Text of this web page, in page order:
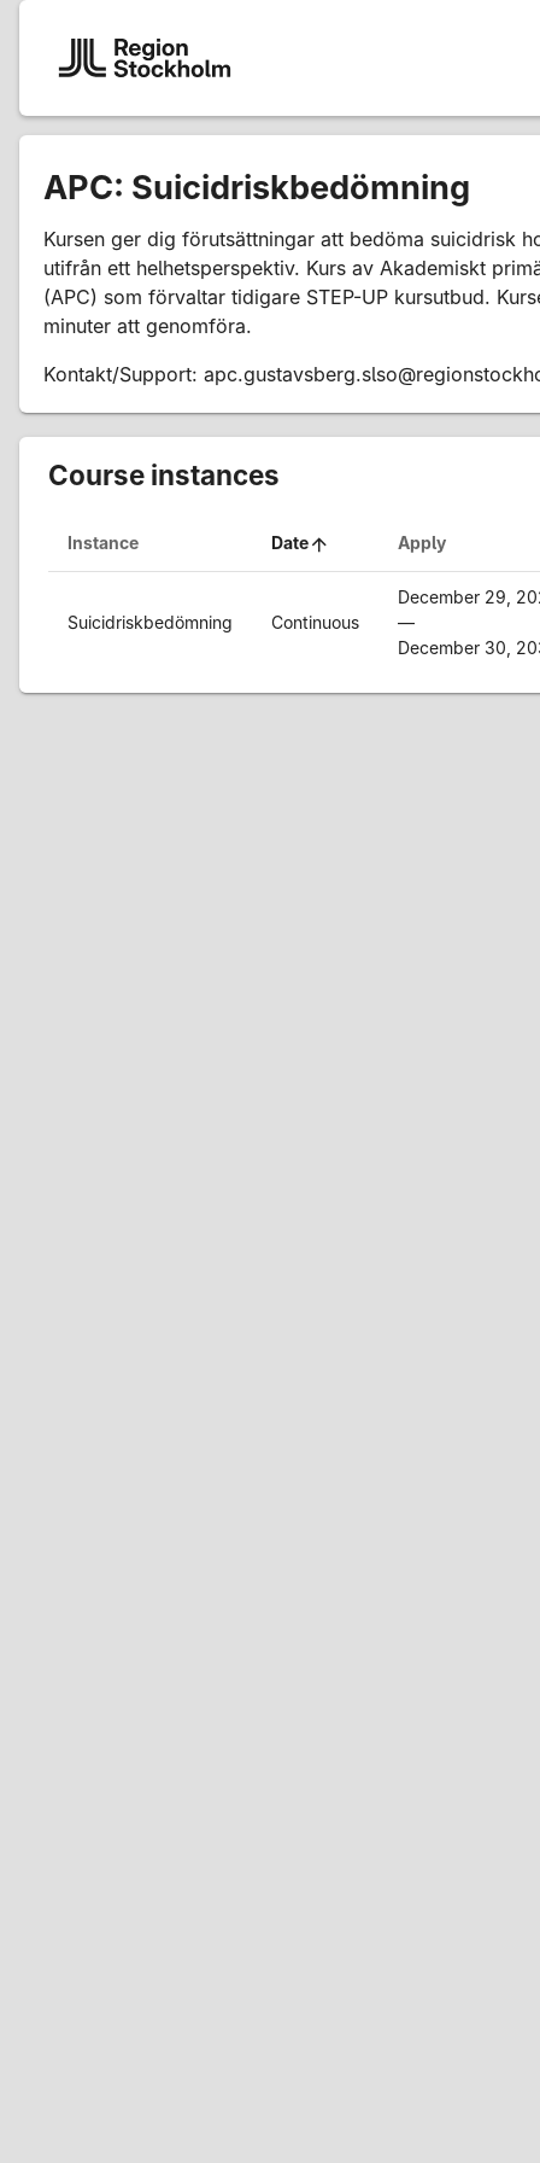
APC: Suicidriskbedömning
Kursen ger dig förutsättningar att bedöma suicidrisk
utifrån ett helhetsperspektiv. Kurs av Akademiskt
(APC) som förvaltar tidigare STEP-UP kursutbud.
minuter att genomföra.
Kontakt/Support:
Course instances
Instance Date Apply
Suicidriskbedömning Continuous
December 29,
—
December 30,